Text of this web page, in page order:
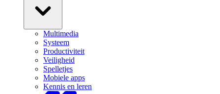
Multimedia
Systeem
Productiviteit
Veiligheid
Spelletjes
Mobiele apps
Kennis en leren